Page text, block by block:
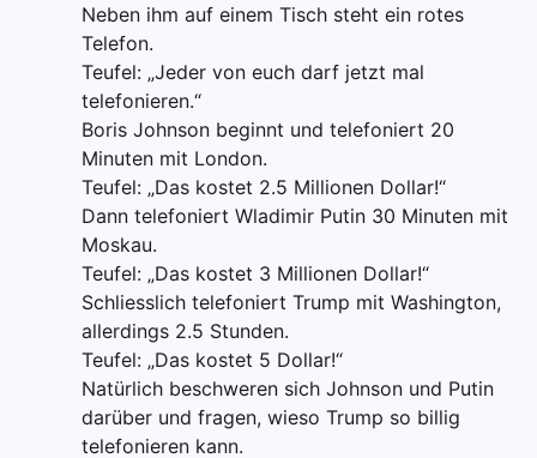
Neben ihm auf einem Tisch steht ein rotes
Telefon.
Teufel: „Jeder von euch darf jetzt mal
telefonieren.“
Boris Johnson beginnt und telefoniert 20
Minuten mit London.
Teufel: „Das kostet 2.5 Millionen Dollar!“
Dann telefoniert Wladimir Putin 30 Minuten mit
Moskau.
Teufel: „Das kostet 3 Millionen Dollar!“
Schliesslich telefoniert Trump mit Washington,
allerdings 2.5 Stunden.
Teufel: „Das kostet 5 Dollar!“
Natürlich beschweren sich Johnson und Putin
darüber und fragen, wieso Trump so billig
telefonieren kann.